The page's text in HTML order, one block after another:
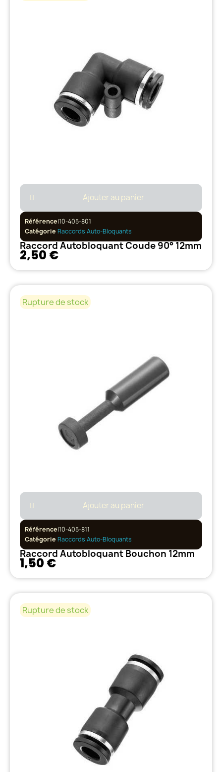
Ajouter au panier
RéférenceI10-405-801
Catégorie Raccords Auto-Bloquants
Raccord Autobloquant Coude 90° 12mm
2,50 €
Rupture de stock
Ajouter au panier
RéférenceI10-405-811
Catégorie Raccords Auto-Bloquants
Raccord Autobloquant Bouchon 12mm
1,50 €
Rupture de stock